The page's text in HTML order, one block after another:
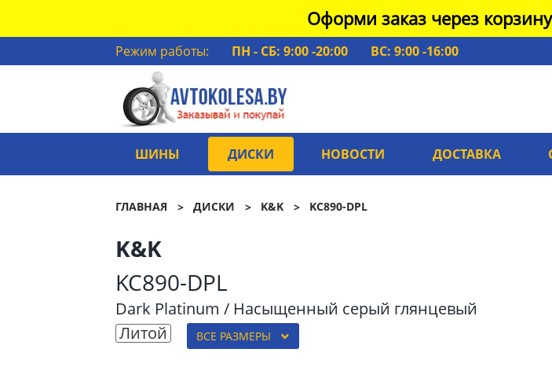
Оформи заказ через
Режим работы: ПН - СБ: 9:00 -20:00
ВС: 9:00 -16:00
ШИНЫ ДИСКИ НОВОСТИ ДОСТАВКА
ГЛАВНАЯ ДИСКИ K&K KC890-DPL
K&K
KC890-DPL
Dark Platinum / Насыщенный серый глянцевый
Литой
ВСЕ РАЗМЕРЫ